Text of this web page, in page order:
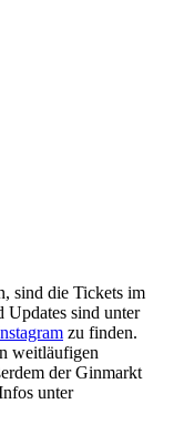
sind die Tickets im
Updates sind unter
zu finden.
weitläufigen
der Ginmarkt
unter